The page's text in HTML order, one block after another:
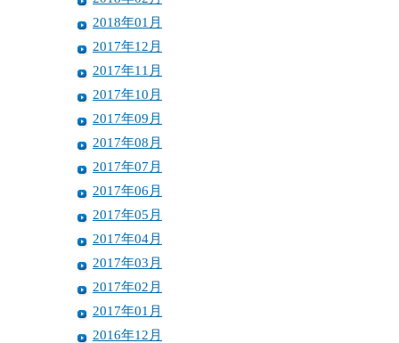
2018年01月
2017年12月
2017年11月
2017年10月
2017年09月
2017年08月
2017年07月
2017年06月
2017年05月
2017年04月
2017年03月
2017年02月
2017年01月
2016年12月